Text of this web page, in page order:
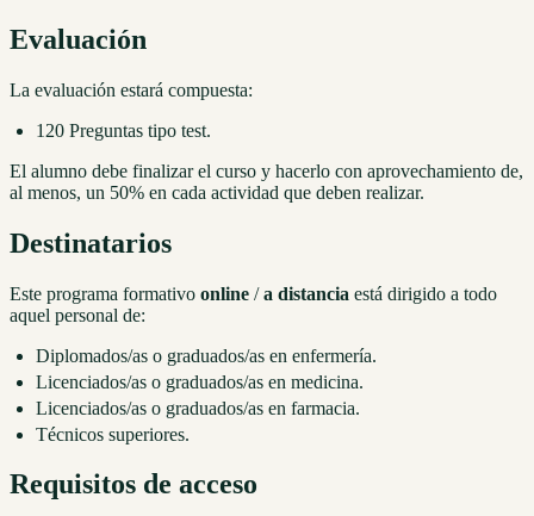
Evaluación
La evaluación estará compuesta:
120 Preguntas tipo test.
El alumno debe finalizar el curso y hacerlo con aprovechamiento de,
al menos, un 50% en cada actividad que deben realizar.
Destinatarios
Este programa formativo online /a distancia está dirigido a todo
aquel personal de:
Diplomados/as o graduados/as en enfermería.
Licenciados/as o graduados/as en medicina.
Licenciados/as o graduados/as en farmacia.
Técnicos superiores.
Requisitos de acceso